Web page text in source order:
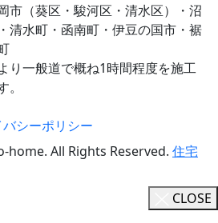
市（葵区・駿河区・清水区）・沼
清水町・函南町・伊豆の国市・裾
り一般道で概ね1時間程度を施工
シーポリシー
home. All Rights Reserved. 住宅
CLOSE